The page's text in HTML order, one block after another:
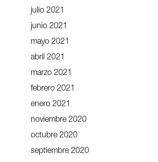
julio 2021
junio 2021
mayo 2021
abril 2021
marzo 2021
febrero 2021
enero 2021
noviembre 2020
octubre 2020
septiembre 2020